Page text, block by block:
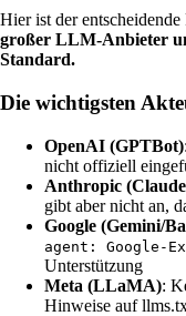
Hier ist der
großer LLM-Anbieter
Standard.
Die wichtigsten
OpenAI (GPTBot)
nicht offiziell
Anthropic
gibt aber nicht an,
Google (Gemini/
agent: Google-
Unterstützung
Meta (LLaMA):
Hinweise auf